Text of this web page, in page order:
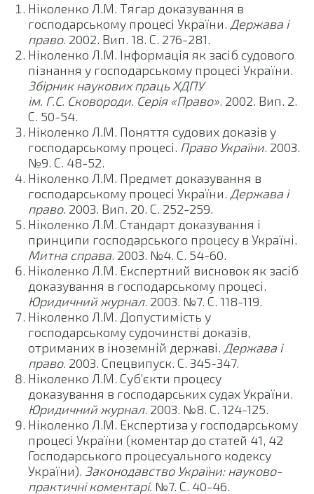
Ніколенко Л.М. Тягар доказування в
господарському процесі України. Держава і
право. 2002. Вип. 18. С. 276-281.
Ніколенко Л.М. Інформація як засіб судового
пізнання у господарському процесі України.
Збірник наукових праць ХДПУ
ім. Г.С. Сковороди. Серія «Право». 2002. Вип. 2.
С. 50-54.
Ніколенко Л.М. Поняття судових доказів у
господарському процесі. Право України. 2003.
№9. С. 48-52.
Ніколенко Л.М. Предмет доказування в
господарському процесі України. Держава і
право. 2003. Вип. 20. С. 252-259.
Ніколенко Л.М. Стандарт доказування і
принципи господарського процесу в Україні.
Митна справа. 2003. №4. С. 54-60.
Ніколенко Л.М. Експертний висновок як засіб
доказування в господарському процесі.
Юридичний журнал. 2003. №7. С. 118-119.
Ніколенко Л.М. Допустимість у
господарському судочинстві доказів,
отриманих в іноземній державі. Держава і
право. 2003. Спецвипуск. С. 345-347.
Ніколенко Л.М. Суб’єкти процесу
доказування в господарських судах України.
Юридичний журнал. 2003. №8. С. 124-125.
Ніколенко Л.М. Експертиза у господарському
процесі України (коментар до статей 41, 42
Господарського процесуального кодексу
України). Законодавство України: науково-
практичні коментарі. №7. С. 40-46.